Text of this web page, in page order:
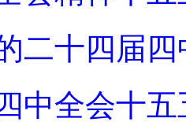
二十四届
中全会十